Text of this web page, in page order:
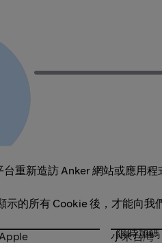
重新造訪 Anker 網站或應用程
的所有 Cookie 後，才能向我
Apple
Apple 小米台灣
限時加碼
小米台灣